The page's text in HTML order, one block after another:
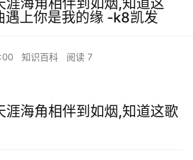
涯海角相伴到如烟,知道这
遇上你是我的缘 -k8凯发
知识百科 阅读 7
涯海角相伴到如烟,知道这歌